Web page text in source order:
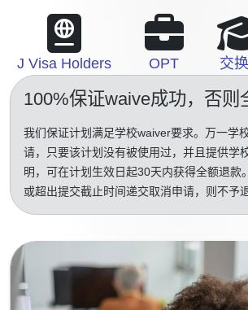
J Visa Holders OPT 交
100%保证waive成功，否则
我们保证计划满足学校waiver要求。万一学
请，只要该计划没有被使用过，并且提供学
明，可在计划生效日起30天内获得全额退款
或超出提交截止时间递交取消申请，则不予退